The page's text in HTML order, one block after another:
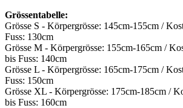
Grössentabelle:
Grösse S - Körpergrösse: 145cm-155cm /
Fuss: 130cm
Grösse M - Körpergrösse: 155cm-165cm /
bis Fuss: 140cm
Grösse L - Körpergrösse: 165cm-175cm /
Fuss: 150cm
Grösse XL - Körpergrösse: 175cm-185cm /
bis Fuss: 160cm